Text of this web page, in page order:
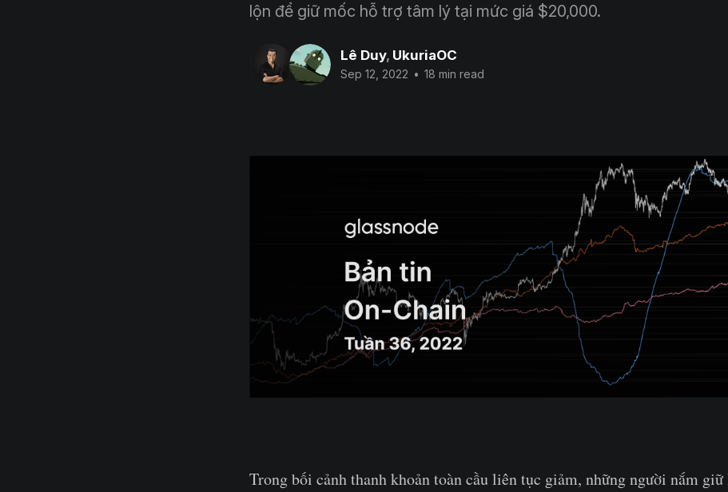
lộn để giữ mốc hỗ trợ tâm lý tại mức giá $20,000.
Lê Duy, UkuriaOC
Sep 12, 2022 • 18 min read
Trong bối cảnh thanh khoản toàn cầu liên tục giảm, những người nắm